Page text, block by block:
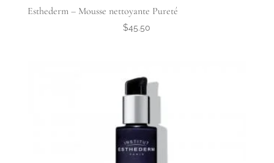
Esthederm – Mousse nettoyante Pureté
$45.50